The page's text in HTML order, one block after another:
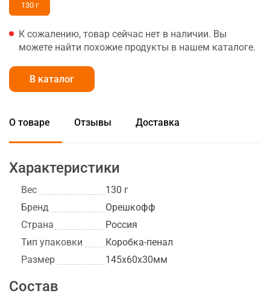
130 г
К сожалению, товар сейчас нет в наличии. Вы
можете найти похожие продукты в нашем каталоге.
В каталог
О товаре Отзывы Доставка
Характеристики
Вес
130 г
Бренд
Орешкофф
Страна
Россия
Тип упаковки
Коробка-пенал
Размер
145х60х30мм
Состав